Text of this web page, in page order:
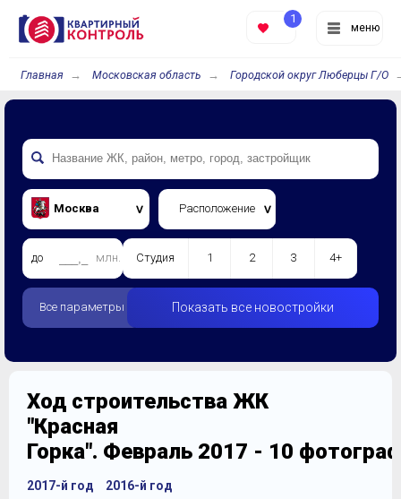
меню
1
Главная Московская область Городской округ Люберцы Г/О
Москва Расположение
до млн. Студия 1 2 3 4+
Все параметры Показать все новостройки
Ход строительства ЖК
"Красная
Горка". Февраль 2017 - 10
2017-й год 2016-й год